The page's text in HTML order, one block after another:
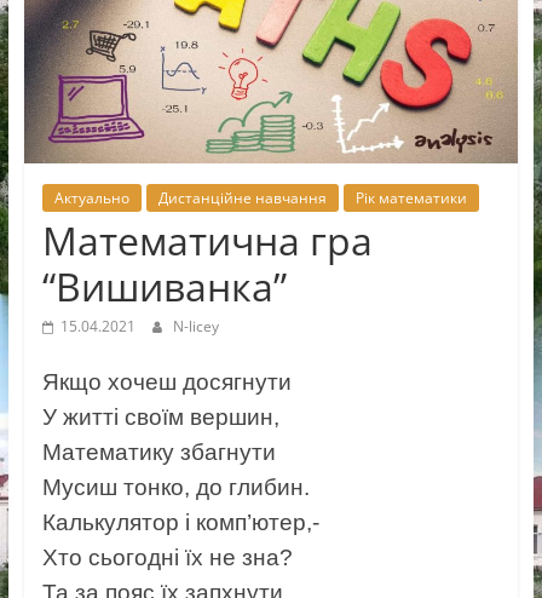
Новоселицької
міської
ради
Актуально Дистанційне навчання Рік математики
Математична гра
“Вишиванка”
15.04.2021 N-licey
Якщо хочеш досягнути
У житті своїм вершин,
Математику збагнути
Мусиш тонко, до глибин.
Калькулятор і комп’ютер,-
Хто сьогодні їх не зна?
Та за пояс їх запхнути